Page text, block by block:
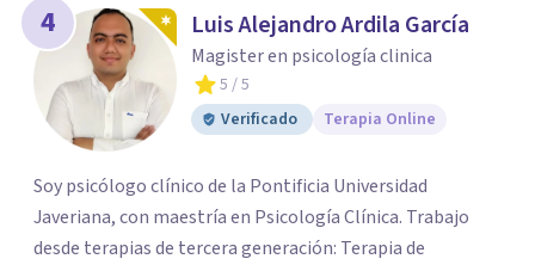
4 Luis Alejandro Ardila García
Magister en psicología clinica
5 / 5
Verificado
Terapia Online
Soy psicólogo clínico de la Pontificia Universidad
Javeriana, con maestría en Psicología Clínica. Trabajo
desde terapias de tercera generación: Terapia de